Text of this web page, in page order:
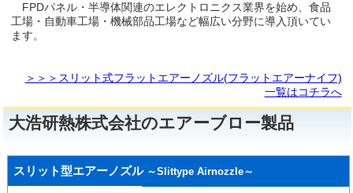
FPDパネル・半導体関連のエレクトロニクス業界を始め、食品
工場・自動車工場・機械部品工場など幅広い分野に導入頂いてい
ます。
＞＞＞スリット式フラットエアーノズル(フラットエアーナイフ)
一覧はコチラへ
大浩研熱株式会社のエアーブロー製品
スリット型エアーノズル ～Slittype Airnozzle～